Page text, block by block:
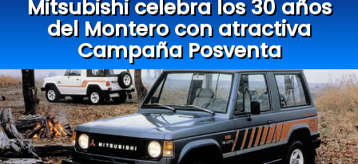
Mitsubishi celebra los 30 años
del Montero con atractiva
Campaña Posventa